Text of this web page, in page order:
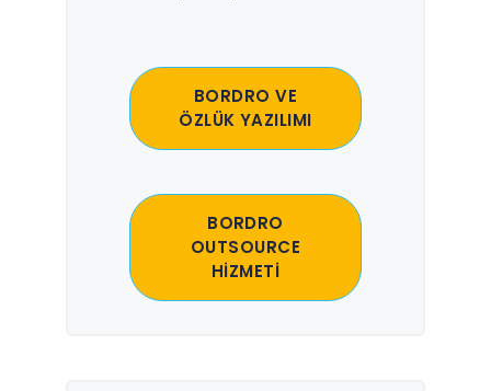
BORDRO VE
ÖZLÜK YAZILIMI
BORDRO
OUTSOURCE
HİZMETİ